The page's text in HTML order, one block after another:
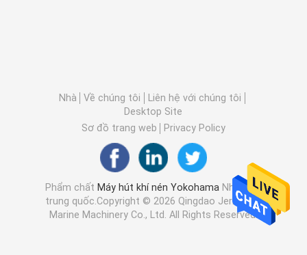
Nhà Về chúng tôi
Liên hệ với chúng tôi
Desktop Site
Sơ đồ trang web
Privacy Policy
Phẩm chất Máy hút khí nén Yokohama Nhà máy
trung quốc.Copyright © 2026 Qingdao Jerryborg
Marine Machinery Co., Ltd. All Rights Reserved.